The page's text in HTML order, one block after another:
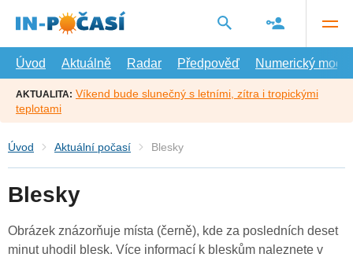
hlavní
Úvod
Aktuálně Radar Předpověď Numerický model
AKTUALITA: Víkend bude slunečný s letními, zítra i tropickými
teplotami
Úvod Aktuální počasí Blesky
Blesky
Obrázek znázorňuje místa (černě), kde za posledních deset
minut uhodil blesk. Více informací k bleskům naleznete v